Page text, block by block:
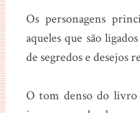
Os personagens
aqueles que são
de segredos e desejos
O tom denso do livro